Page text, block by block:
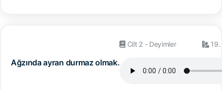
Ağzında ayran durmaz olmak.
Cilt 2 - Deyimler 19.